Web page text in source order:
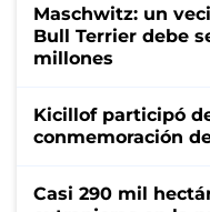
Maschwitz: un
Bull Terrier debe
millones
Kicillof participó
conmemoración
Casi 290 mil